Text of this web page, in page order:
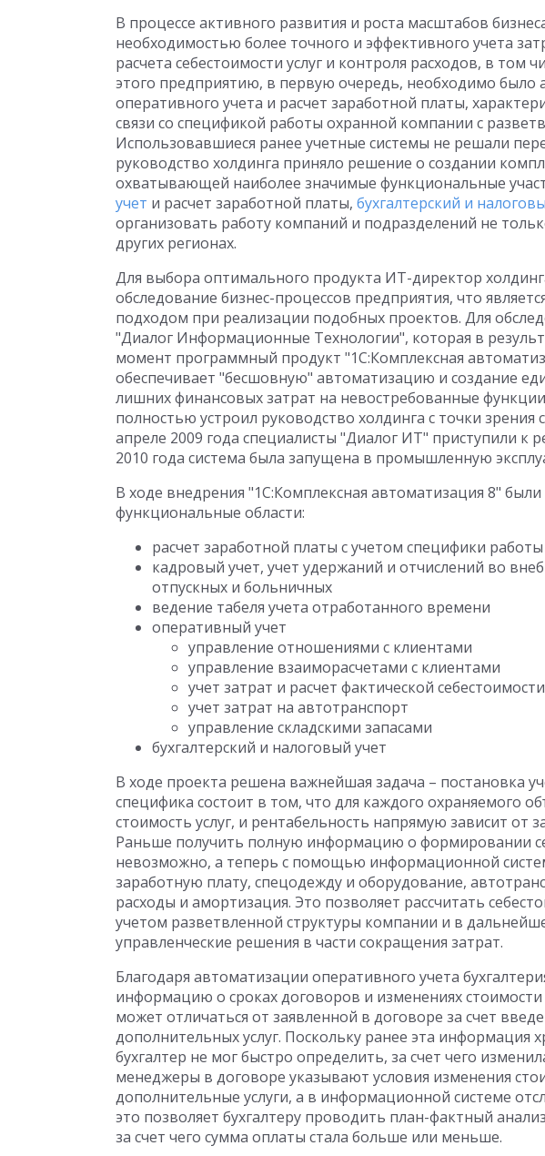
В процессе активного развития и роста масштабов
необходимостью более точного и эффективного учета
расчета себестоимости услуг и контроля расходов, в том
этого предприятию, в первую очередь, необходимо было
оперативного учета и расчет заработной платы,
связи со спецификой работы охранной компании с
Использовавшиеся ранее учетные системы не решали
руководство холдинга приняло решение о создании
охватывающей наиболее значимые функциональные
учет и расчет заработной платы, бухгалтерский и
организовать работу компаний и подразделений не
других регионах.
Для выбора оптимального продукта ИТ-директор
обследование бизнес-процессов предприятия, что
подходом при реализации подобных проектов. Для
"Диалог Информационные Технологии", которая в
момент программный продукт "1С:Комплексная
обеспечивает "бесшовную" автоматизацию и создание
лишних финансовых затрат на невостребованные
полностью устроил руководство холдинга с точки
апреле 2009 года специалисты "Диалог ИТ" приступили к
2010 года система была запущена в промышленную
В ходе внедрения "1С:Комплексная автоматизация 8"
функциональные области:
расчет заработной платы с учетом специфики
кадровый учет, учет удержаний и отчислений во
отпускных и больничных
ведение табеля учета отработанного времени
оперативный учет
управление отношениями с клиентами
управление взаиморасчетами с клиентами
учет затрат и расчет фактической
учет затрат на автотранспорт
управление складскими запасами
бухгалтерский и налоговый учет
В ходе проекта решена важнейшая задача – постановка
специфика состоит в том, что для каждого охраняемого
стоимость услуг, и рентабельность напрямую зависит от
Раньше получить полную информацию о формировании
невозможно, а теперь с помощью информационной
заработную плату, спецодежду и оборудование,
расходы и амортизация. Это позволяет рассчитать
учетом разветвленной структуры компании и в
управленческие решения в части сокращения затрат.
Благодаря автоматизации оперативного учета
информацию о сроках договоров и изменениях стоимости
может отличаться от заявленной в договоре за счет
дополнительных услуг. Поскольку ранее эта информация
бухгалтер не мог быстро определить, за счет чего
менеджеры в договоре указывают условия изменения
дополнительные услуги, а в информационной системе
это позволяет бухгалтеру проводить план-фактный
за счет чего сумма оплаты стала больше или меньше.